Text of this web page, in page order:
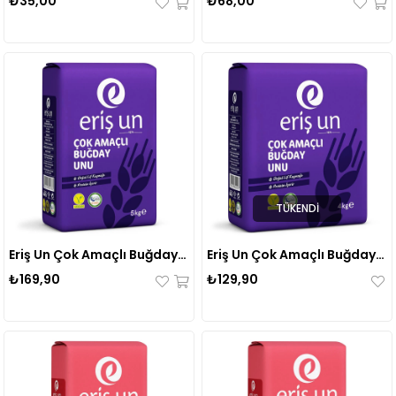
Eriş Un Çok Amaçlı Buğday Unu 5 Kg
₺169,90
TÜKENDI
Eriş Un Çok Amaçlı Buğday Unu 4 Kg
₺129,90